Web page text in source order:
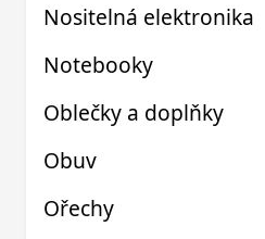
Nositelná elektronika
Notebooky
Oblečky a doplňky
Obuv
Ořechy